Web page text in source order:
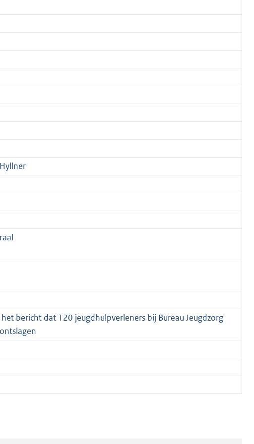
bericht dat 120 jeugdhulpverleners bij Bureau Jeugdzorg